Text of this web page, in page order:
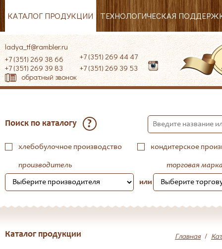
КАТАЛОГ ПРОДУКЦИИ ТЕХНОЛОГИЧЕСКАЯ
ladya_tf@rambler.ru
+7 (351) 269 38 66
+7 (351) 269 39 83
+7 (351) 269 44 47
+7 (351) 269 39 53
обратный звонок
Поиск по каталогу ?
хлебобулочное производство кондитерское
производитель
или
торговая
Каталог продукции Главная /